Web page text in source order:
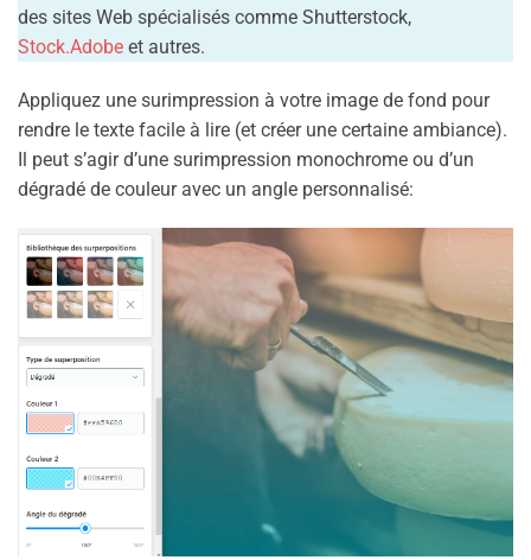
des sites Web spécialisés comme Shutterstock,
Stock.Adobe et autres.
Appliquez une surimpression à votre image de fond pour
rendre le texte facile à lire (et créer une certaine ambiance).
Il peut s’agir d’une surimpression monochrome ou d’un
dégradé de couleur avec un angle personnalisé: